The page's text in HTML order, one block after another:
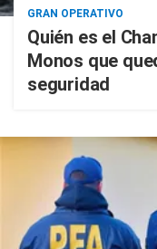
GRAN OPERATIVO
Quién es el
Monos que
seguridad